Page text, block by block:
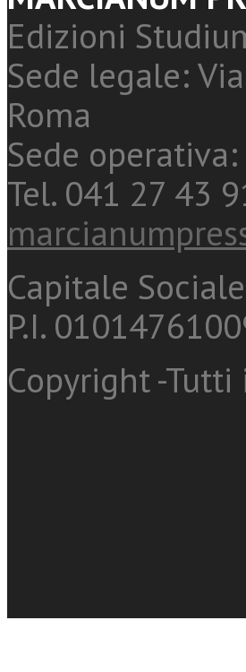
Edizioni
Sede legale:
Roma
Sede
Tel. 041 27 43
Capitale
P.I.
Copyright -